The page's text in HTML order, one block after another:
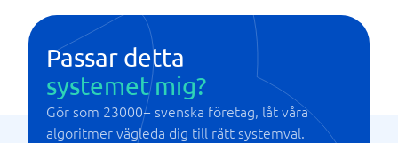
Schemaläggning
Tidrapportering
Passar detta
systemet mig?
Gör som 23000+ svenska företag, låt våra
algoritmer vägleda dig till rätt systemval.